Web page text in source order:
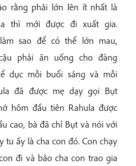
rằng phải lớn lên ít nhất là
thì mới được đi xuất gia.
sao để có thể lớn mau,
phải ăn uống cho đàng
dục mỗi buổi sáng và mỗi
đã được mẹ dạy gọi Bụt
hôm đầu tiên Rahula được
cao, bà đã chỉ Bụt và nói với
tu ấy là cha con đó. Con chạy
đi và bảo cha con trao gia